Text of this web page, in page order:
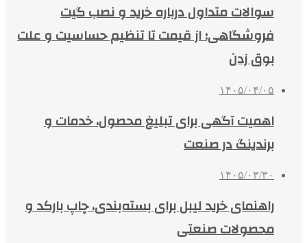
سوالات متداول درباره خرید و نصب گیت
فروشگاهی؛ از قیمت تا تنظیم حساسیت و علت
بوق زدن
۱۴۰۵/۰۴/۰۵
اهمیت آگهی برای تبلیغ محصول، خدمات و
برندینگ در صنعت
۱۴۰۵/۰۳/۳۰
راهنمای خرید لیبل برای بسته‌بندی، چاپ بارکد و
محصولات صنعتی